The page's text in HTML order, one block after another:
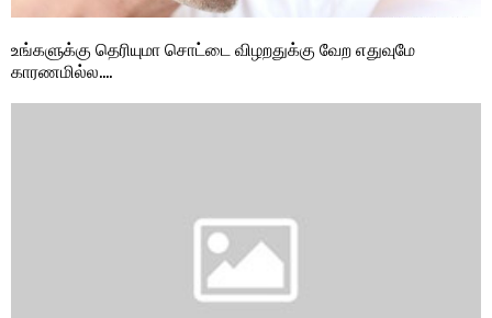
உங்களுக்கு தெரியுமா சொட்டை விழறதுக்கு வேற எதுவுமே
காரணமில்ல….